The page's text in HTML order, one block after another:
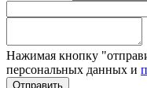
Нажимая кнопку
персональных данных и